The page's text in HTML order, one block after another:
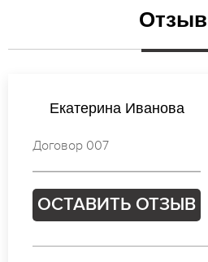
Татьяна Иванова
Договор 686
ОСТАВИТЬ ОТЗЫВ